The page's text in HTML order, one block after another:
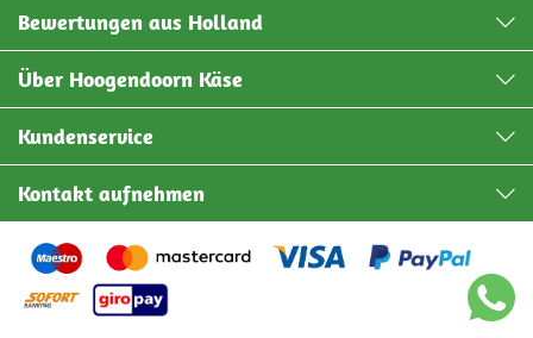
Bewertungen aus Holland
Über Hoogendoorn Käse
Kundenservice
Kontakt aufnehmen